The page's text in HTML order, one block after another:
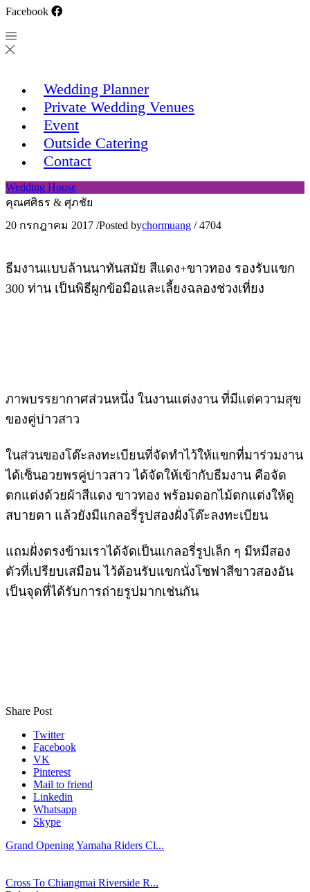
Facebook
Wedding Planner
Private Wedding Venues
Event
Outside Catering
Contact
Wedding House
คุณศศิธร & ศุภชัย
20 กรกฎาคม 2017 /Posted bychormuang / 4704
ธีมงานแบบล้านนาทันสมัย สีแดง+ขาวทอง รองรับแขก
300 ท่าน เป็นพิธีผูกข้อมือและเลี้ยงฉลองช่วงเที่ยง
ภาพบรรยากาศส่วนหนึ่ง ในงานแต่งงาน ที่มีแต่ความสุข
ของคู่บ่าวสาว
ในส่วนของโต๊ะลงทะเบียนที่จัดทำไว้ให้แขกที่มาร่วมงาน
ได้เซ็นอวยพรคู่บ่าวสาว ได้จัดให้เข้ากับธีมงาน คือจัด
ตกแต่งด้วยผ้าสีแดง ขาวทอง พร้อมดอกไม้ตกแต่งให้ดู
สบายตา แล้วยังมีแกลอรี่รูปสองฝั่งโต๊ะลงทะเบียน
แถมฝั่งตรงข้ามเราได้จัดเป็นแกลอรี่รูปเล็ก ๆ มีหมีสอง
ตัวที่เปรียบเสมือน ไว้ต้อนรับแขกนั่งโซฟาสีขาวสองอัน
เป็นจุดที่ได้รับการถ่ายรูปมากเช่นกัน
Share Post
Twitter
Facebook
VK
Pinterest
Mail to friend
Linkedin
Whatsapp
Skype
Grand Opening Yamaha Riders Cl...
Cross To Chiangmai Riverside R...